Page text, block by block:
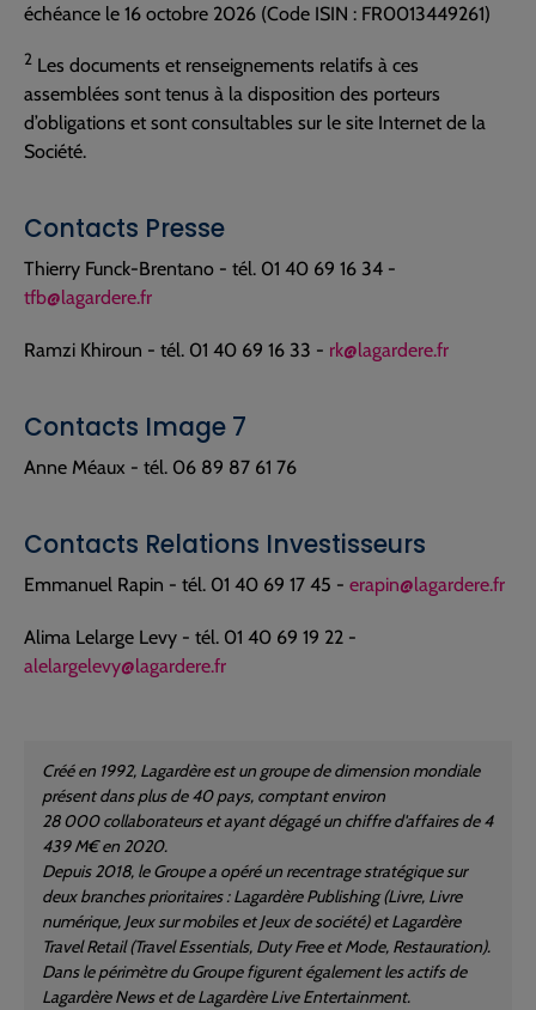
échéance le 16 octobre 2026 (Code ISIN : FR0013449261)
2 Les documents et renseignements relatifs à ces
assemblées sont tenus à la disposition des porteurs
d’obligations et sont consultables sur le site Internet de la
Société.
Contacts Presse
Thierry Funck-Brentano - tél. 01 40 69 16 34 -
tfb@lagardere.fr
Ramzi Khiroun - tél. 01 40 69 16 33 - rk@lagardere.fr
Contacts Image 7
Anne Méaux - tél. 06 89 87 61 76
Contacts Relations Investisseurs
Emmanuel Rapin - tél. 01 40 69 17 45 - erapin@lagardere.fr
Alima Lelarge Levy - tél. 01 40 69 19 22 -
alelargelevy@lagardere.fr
Créé en 1992, Lagardère est un groupe de dimension mondiale
présent dans plus de 40 pays, comptant environ
28 000 collaborateurs et ayant dégagé un chiffre d'affaires de 4
439 M€ en 2020.
Depuis 2018, le Groupe a opéré un recentrage stratégique sur
deux branches prioritaires : Lagardère Publishing (Livre, Livre
numérique, Jeux sur mobiles et Jeux de société) et Lagardère
Travel Retail (Travel Essentials, Duty Free et Mode, Restauration).
Dans le périmètre du Groupe figurent également les actifs de
Lagardère News et de Lagardère Live Entertainment.